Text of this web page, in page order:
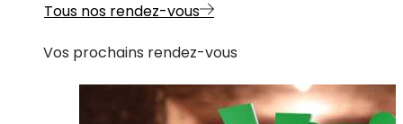
Tous nos rendez-vous
Vos prochains rendez-vous